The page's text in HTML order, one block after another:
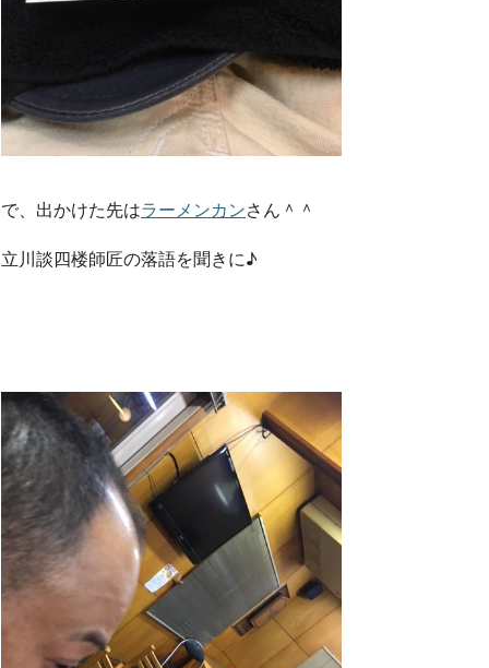
で、出かけた先はラーメンカンさん＾＾
立川談四楼師匠の落語を聞きに♪